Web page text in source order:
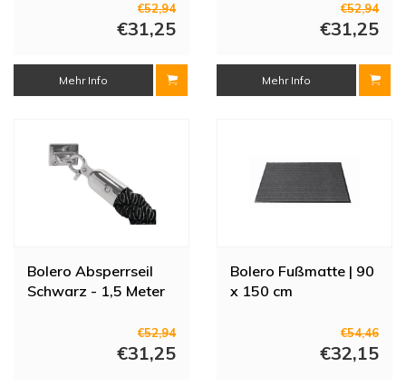
Nylon und Zink | 1,5
€52,94
€31,25
Mehr Info
€52,94
€31,25
Mehr Info
Bolero Absperrseil
Schwarz - 1,5 Meter
€52,94
€31,25
Bolero Fußmatte | 90
x 150 cm
€54,46
€32,15